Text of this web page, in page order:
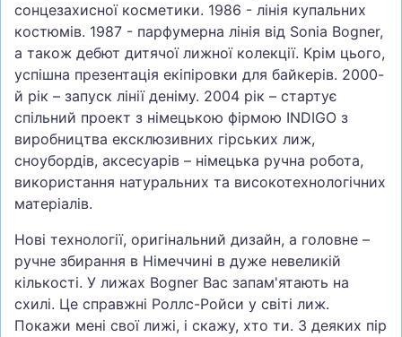
сонцезахисної косметики. 1986 - лінія купальних
костюмів. 1987 - парфумерна лінія від Sonia Bogner,
а також дебют дитячої лижної колекції. Крім цього,
успішна презентація екіпіровки для байкерів. 2000-
й рік – запуск лінії деніму. 2004 рік – стартує
спільний проект з німецькою фірмою INDIGO з
виробництва ексклюзивних гірських лиж,
сноубордів, аксесуарів – німецька ручна робота,
використання натуральних та високотехнологічних
матеріалів.
Нові технології, оригінальний дизайн, а головне –
ручне збирання в Німеччині в дуже невеликій
кількості. У лижах Bogner Вас запам'ятають на
схилі. Це справжні Роллс-Ройси у світі лиж.
Покажи мені свої лижі, і скажу, хто ти. З деяких пір